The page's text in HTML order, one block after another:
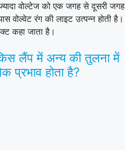
वोल्टेज को एक जगह से दूसरी जगह
रंग की लाइट उत्पन्न होती है।
कहा जाता है।
लैंप में अन्य की तुलना में
प्रभाव होता है?